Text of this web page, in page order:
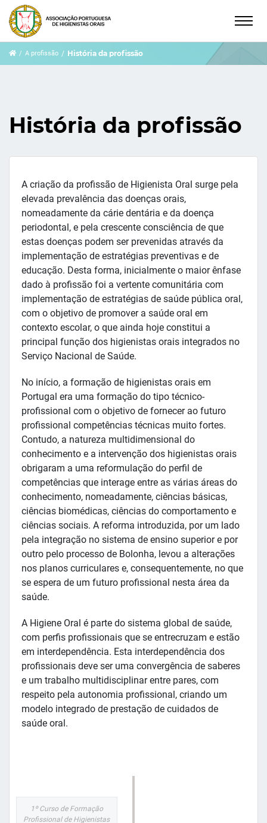
A profissão História da profissão
História da profissão
A criação da profissão de Higienista Oral surge pela
elevada prevalência das doenças orais,
nomeadamente da cárie dentária e da doença
periodontal, e pela crescente consciência de que
estas doenças podem ser prevenidas através da
implementação de estratégias preventivas e de
educação. Desta forma, inicialmente o maior ênfase
dado à profissão foi a vertente comunitária com
implementação de estratégias de saúde pública oral,
com o objetivo de promover a saúde oral em
contexto escolar, o que ainda hoje constitui a
principal função dos higienistas orais integrados no
Serviço Nacional de Saúde.
No início, a formação de higienistas orais em
Portugal era uma formação do tipo técnico-
profissional com o objetivo de fornecer ao futuro
profissional competências técnicas muito fortes.
Contudo, a natureza multidimensional do
conhecimento e a intervenção dos higienistas orais
obrigaram a uma reformulação do perfil de
competências que interage entre as várias áreas do
conhecimento, nomeadamente, ciências básicas,
ciências biomédicas, ciências do comportamento e
ciências sociais. A reforma introduzida, por um lado
pela integração no sistema de ensino superior e por
outro pelo processo de Bolonha, levou a alterações
nos planos curriculares e, consequentemente, no que
se espera de um futuro profissional nesta área da
saúde.
A Higiene Oral é parte do sistema global de saúde,
com perfis profissionais que se entrecruzam e estão
em interdependência. Esta interdependência dos
profissionais deve ser uma convergência de saberes
e um trabalho multidisciplinar entre pares, com
respeito pela autonomia profissional, criando um
modelo integrado de prestação de cuidados de
saúde oral.
1º Curso de Formação
Profissional de Higienistas